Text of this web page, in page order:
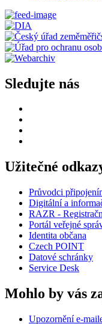
Sledujte nás
Užitečné
Průvodci
Digitální a
RAZR -
Portál veřejné
Identita občana
Czech POINT
Datové schránky
Service Desk
Mohlo by vás
Upozornění e-